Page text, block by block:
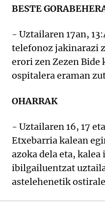
BESTE
- Uztailaren 17an,
telefonoz jakinarazi
erori zen Zezen Bide
ospitalera eraman
OHARRAK
- Uztailaren 16, 17
Etxebarria kalean
azoka dela eta,
ibilgailuentzat
astelehenetik